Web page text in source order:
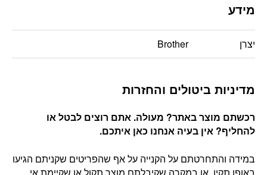
מידע
יצרן Brother
מדיניות ביטולים והחזרות
רכשתם מוצר באתר? מעולה. אתם רוצים לבטל או
להחליף? אין בעיה אנחנו כאן איתכם.
במידה והתחרטתם על הקנייה על אף שהפריטים שקניתם הגיעו